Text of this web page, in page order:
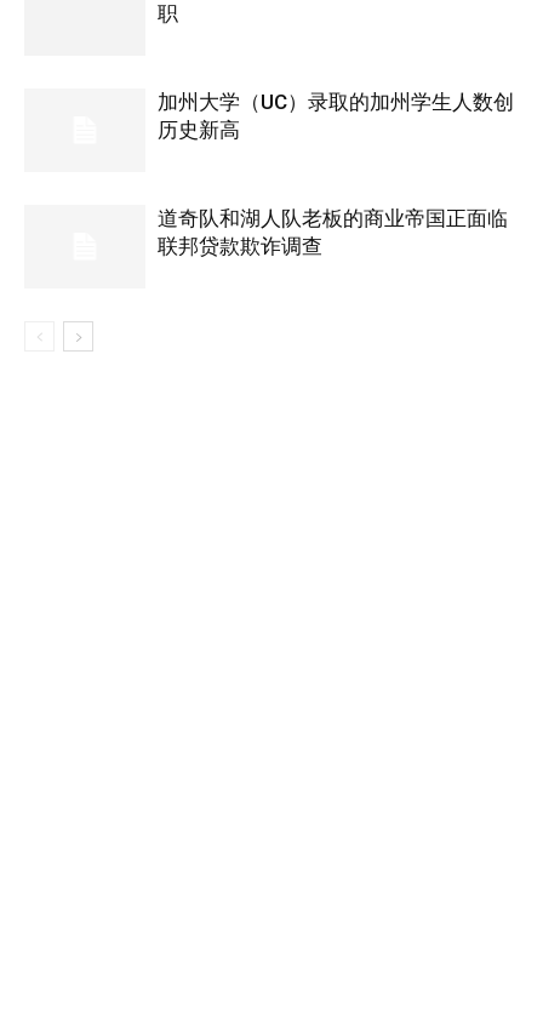
职
加州大学（UC）录取的加州学生人数创
历史新高
道奇队和湖人队老板的商业帝国正面临
联邦贷款欺诈调查